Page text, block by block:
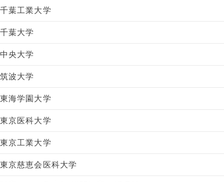
千葉工業大学
千葉大学
中央大学
筑波大学
東海学園大学
東京医科大学
東京工業大学
東京慈恵会医科大学